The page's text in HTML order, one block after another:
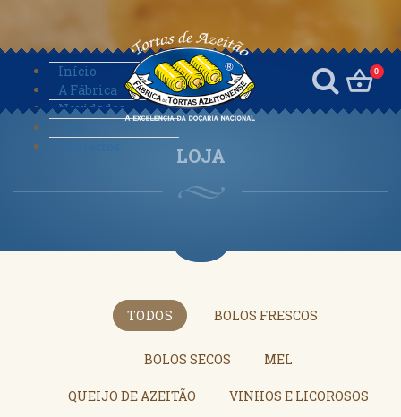
Início
A Fábrica
Novidades
0
LOJA
TODOS BOLOS FRESCOS
BOLOS SECOS MEL
QUEIJO DE AZEITÃO VINHOS E LICOROSOS